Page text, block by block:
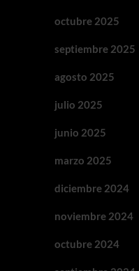
octubre 2025
septiembre 2025
agosto 2025
julio 2025
junio 2025
marzo 2025
diciembre 2024
noviembre 2024
octubre 2024